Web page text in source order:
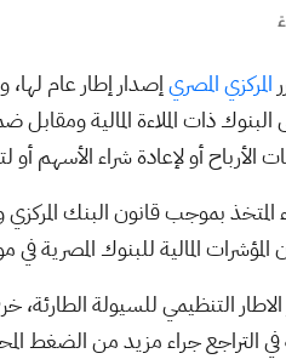
المركزي المصريإصدار إطار عام
ذات الملاءة المالية
الأرباح أو لإعادة شراء الأسهم أو
المالية للبنوك المصرية
التنظيمي للسيولة الطارئة،
في التراجع جراء مزيد من